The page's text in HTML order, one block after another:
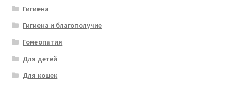
Гигиена
Гигиена и благополучие
Гомеопатия
Для детей
Для кошек